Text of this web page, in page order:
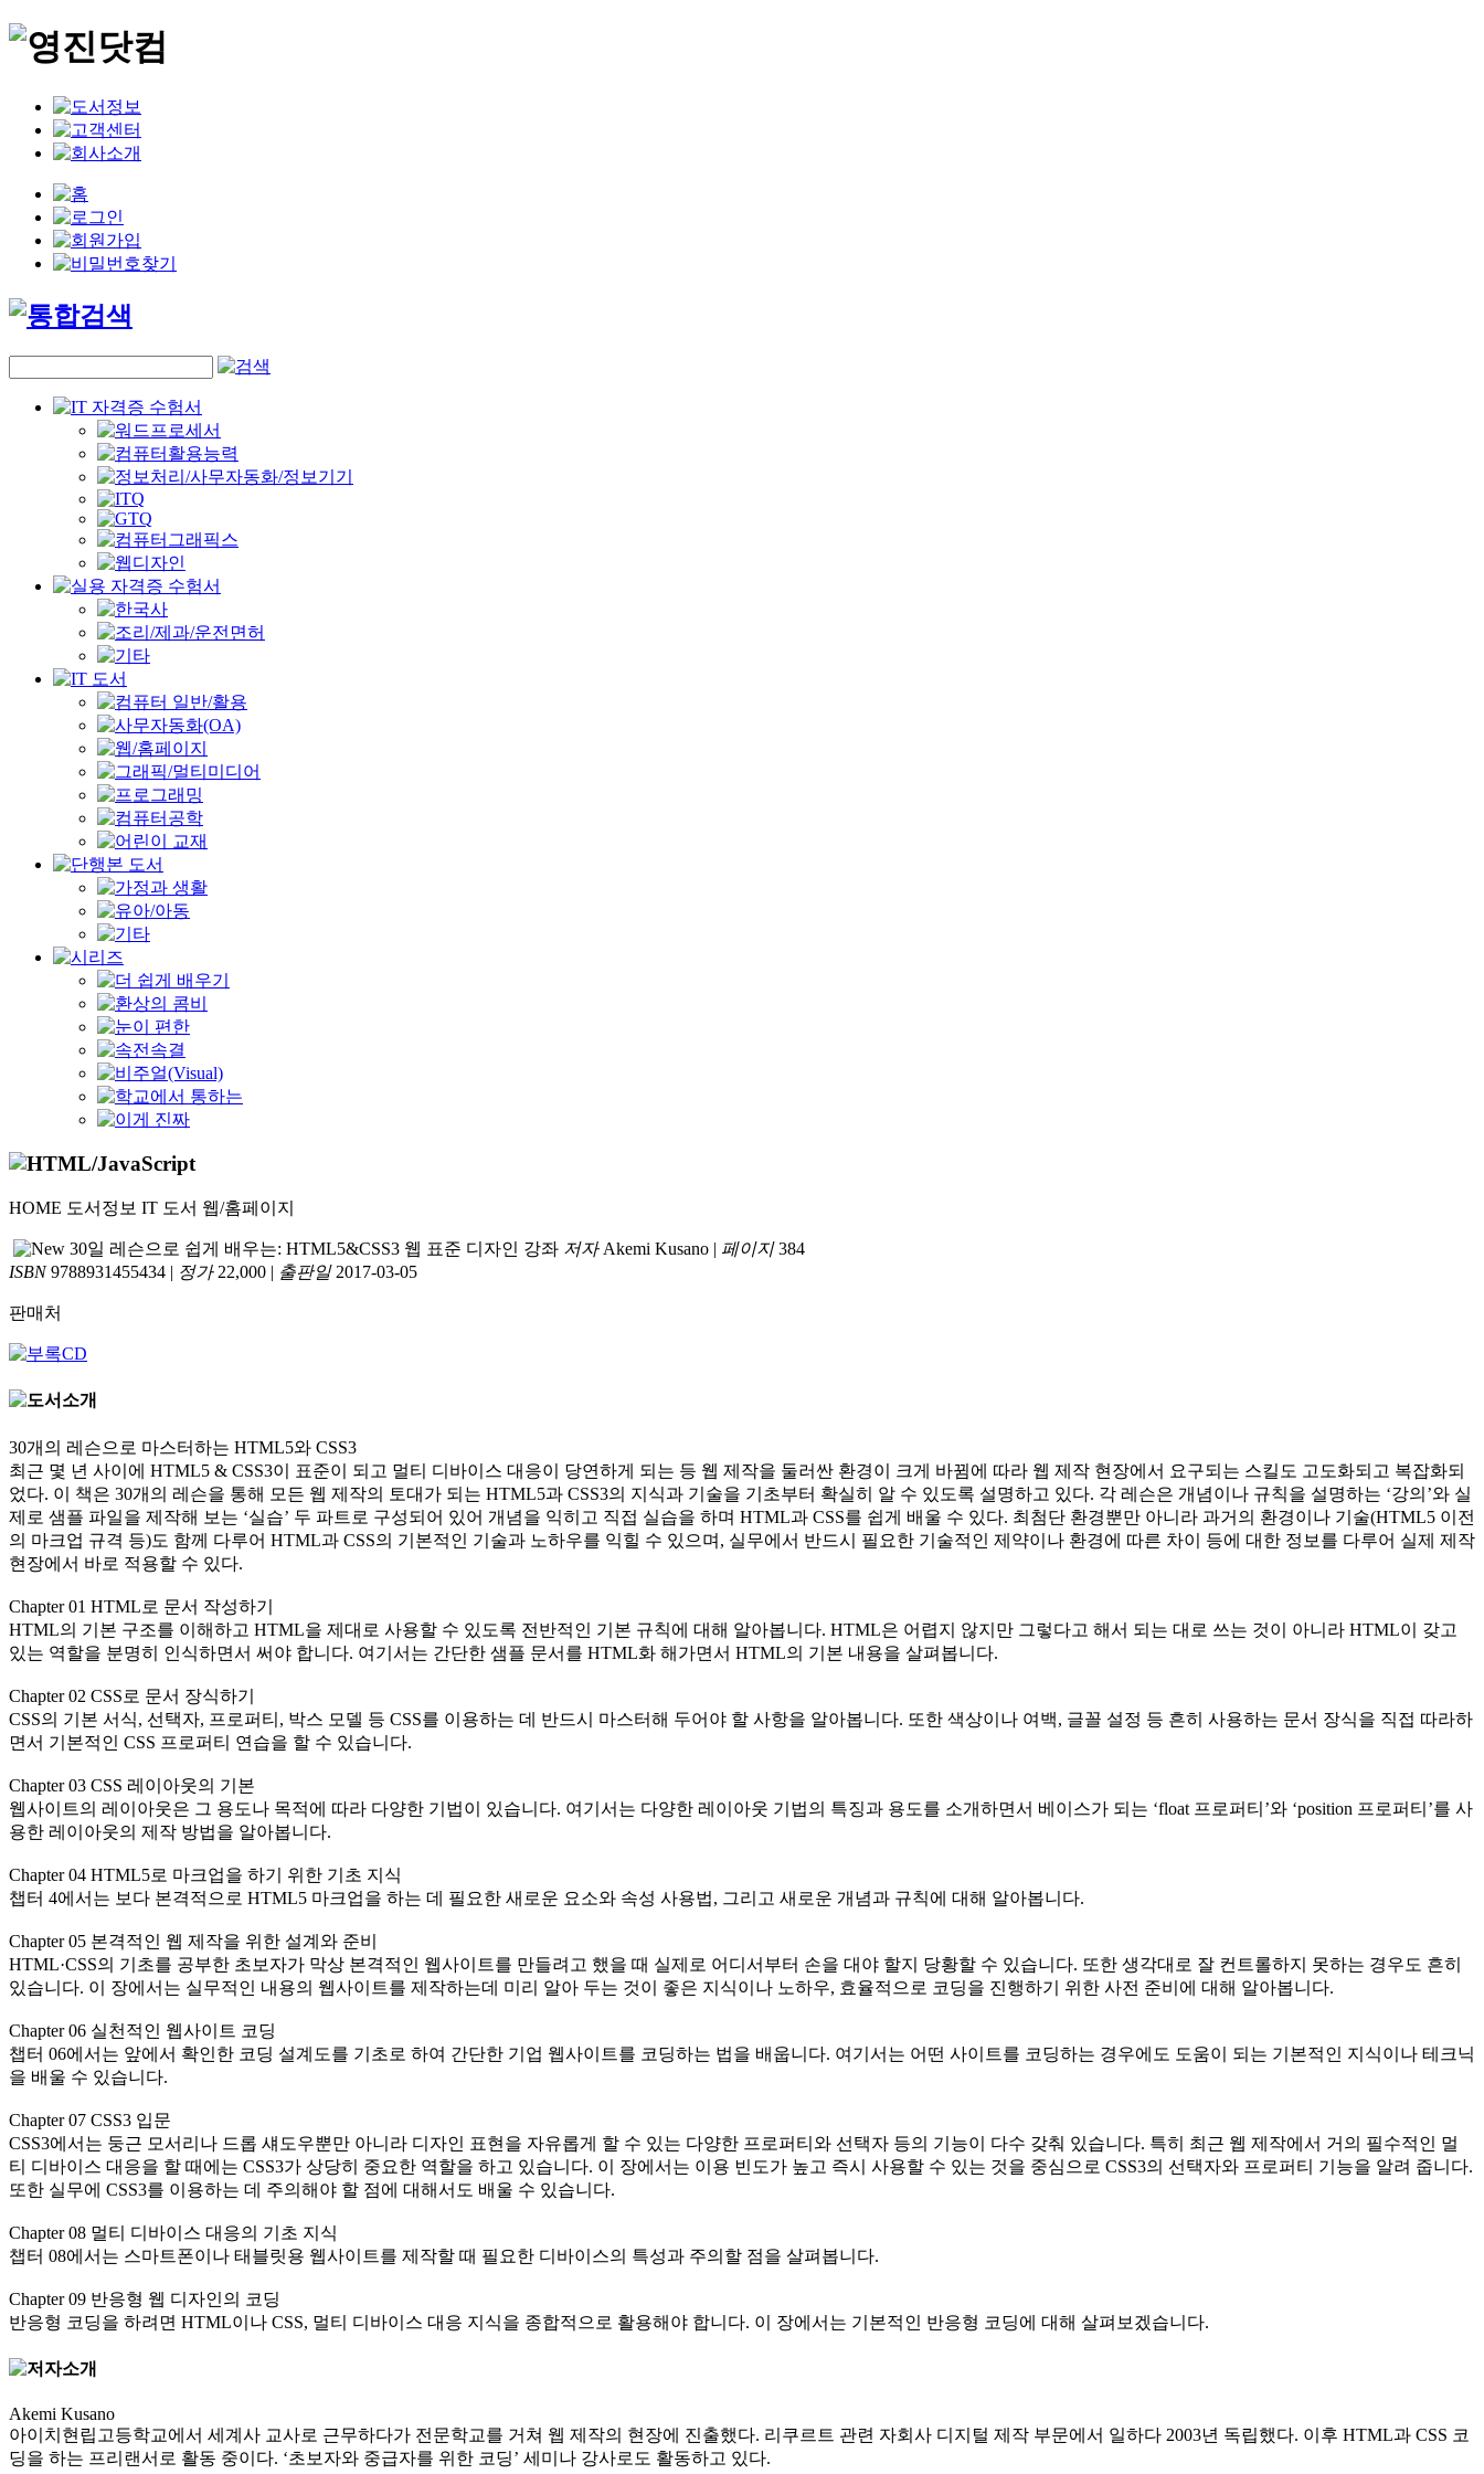
HOME 도서정보 IT 도서 웹/홈페이지
30일 레슨으로 쉽게 배우는: HTML5&CSS3 웹 표준 디자인 강좌 저자Akemi Kusano | 페이지384
ISBN9788931455434 | 정가22,000 | 출판일2017-03-05
판매처
30개의 레슨으로 마스터하는 HTML5와 CSS3
최근 몇 년 사이에 HTML5 & CSS3이 표준이 되고 멀티 디바이스 대응이 당연하게 되는 등 웹 제작을 둘러싼 환경이 크게 바뀜에 따라 웹 제작 현장에서 요구되는 스킬도 고도화되고 복잡화되
었다. 이 책은 30개의 레슨을 통해 모든 웹 제작의 토대가 되는 HTML5과 CSS3의 지식과 기술을 기초부터 확실히 알 수 있도록 설명하고 있다. 각 레슨은 개념이나 규칙을 설명하는 ‘강의’와 실
제로 샘플 파일을 제작해 보는 ‘실습’ 두 파트로 구성되어 있어 개념을 익히고 직접 실습을 하며 HTML과 CSS를 쉽게 배울 수 있다. 최첨단 환경뿐만 아니라 과거의 환경이나 기술(HTML5 이전
의 마크업 규격 등)도 함께 다루어 HTML과 CSS의 기본적인 기술과 노하우를 익힐 수 있으며, 실무에서 반드시 필요한 기술적인 제약이나 환경에 따른 차이 등에 대한 정보를 다루어 실제 제작
현장에서 바로 적용할 수 있다.
Chapter 01 HTML로 문서 작성하기
HTML의 기본 구조를 이해하고 HTML을 제대로 사용할 수 있도록 전반적인 기본 규칙에 대해 알아봅니다. HTML은 어렵지 않지만 그렇다고 해서 되는 대로 쓰는 것이 아니라 HTML이 갖고
있는 역할을 분명히 인식하면서 써야 합니다. 여기서는 간단한 샘플 문서를 HTML화 해가면서 HTML의 기본 내용을 살펴봅니다.
Chapter 02 CSS로 문서 장식하기
CSS의 기본 서식, 선택자, 프로퍼티, 박스 모델 등 CSS를 이용하는 데 반드시 마스터해 두어야 할 사항을 알아봅니다. 또한 색상이나 여백, 글꼴 설정 등 흔히 사용하는 문서 장식을 직접 따라하
면서 기본적인 CSS 프로퍼티 연습을 할 수 있습니다.
Chapter 03 CSS 레이아웃의 기본
웹사이트의 레이아웃은 그 용도나 목적에 따라 다양한 기법이 있습니다. 여기서는 다양한 레이아웃 기법의 특징과 용도를 소개하면서 베이스가 되는 ‘float 프로퍼티’와 ‘position 프로퍼티’를 사
용한 레이아웃의 제작 방법을 알아봅니다.
Chapter 04 HTML5로 마크업을 하기 위한 기초 지식
챕터 4에서는 보다 본격적으로 HTML5 마크업을 하는 데 필요한 새로운 요소와 속성 사용법, 그리고 새로운 개념과 규칙에 대해 알아봅니다.
Chapter 05 본격적인 웹 제작을 위한 설계와 준비
HTML·CSS의 기초를 공부한 초보자가 막상 본격적인 웹사이트를 만들려고 했을 때 실제로 어디서부터 손을 대야 할지 당황할 수 있습니다. 또한 생각대로 잘 컨트롤하지 못하는 경우도 흔히
있습니다. 이 장에서는 실무적인 내용의 웹사이트를 제작하는데 미리 알아 두는 것이 좋은 지식이나 노하우, 효율적으로 코딩을 진행하기 위한 사전 준비에 대해 알아봅니다.
Chapter 06 실천적인 웹사이트 코딩
챕터 06에서는 앞에서 확인한 코딩 설계도를 기초로 하여 간단한 기업 웹사이트를 코딩하는 법을 배웁니다. 여기서는 어떤 사이트를 코딩하는 경우에도 도움이 되는 기본적인 지식이나 테크닉
을 배울 수 있습니다.
Chapter 07 CSS3 입문
CSS3에서는 둥근 모서리나 드롭 섀도우뿐만 아니라 디자인 표현을 자유롭게 할 수 있는 다양한 프로퍼티와 선택자 등의 기능이 다수 갖춰 있습니다. 특히 최근 웹 제작에서 거의 필수적인 멀
티 디바이스 대응을 할 때에는 CSS3가 상당히 중요한 역할을 하고 있습니다. 이 장에서는 이용 빈도가 높고 즉시 사용할 수 있는 것을 중심으로 CSS3의 선택자와 프로퍼티 기능을 알려 줍니다.
또한 실무에 CSS3를 이용하는 데 주의해야 할 점에 대해서도 배울 수 있습니다.
Chapter 08 멀티 디바이스 대응의 기초 지식
챕터 08에서는 스마트폰이나 태블릿용 웹사이트를 제작할 때 필요한 디바이스의 특성과 주의할 점을 살펴봅니다.
Chapter 09 반응형 웹 디자인의 코딩
반응형 코딩을 하려면 HTML이나 CSS, 멀티 디바이스 대응 지식을 종합적으로 활용해야 합니다. 이 장에서는 기본적인 반응형 코딩에 대해 살펴보겠습니다.
Akemi Kusano
아이치현립고등학교에서 세계사 교사로 근무하다가 전문학교를 거쳐 웹 제작의 현장에 진출했다. 리쿠르트 관련 자회사 디지털 제작 부문에서 일하다 2003년 독립했다. 이후 HTML과 CSS 코
딩을 하는 프리랜서로 활동 중이다. ‘초보자와 중급자를 위한 코딩’ 세미나 강사로도 활동하고 있다.